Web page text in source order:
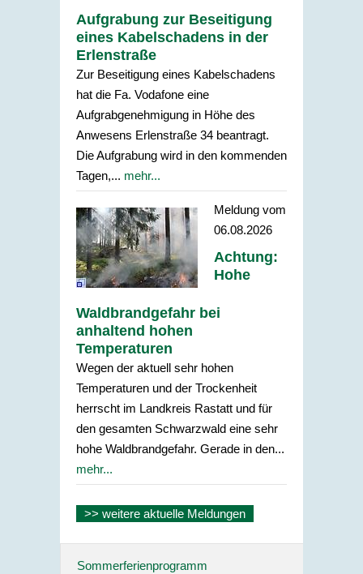
Aufgrabung zur Beseitigung
eines Kabelschadens in der
Erlenstraße
Zur Beseitigung eines Kabelschadens
hat die Fa. Vodafone eine
Aufgrabgenehmigung in Höhe des
Anwesens Erlenstraße 34 beantragt.
Die Aufgrabung wird in den kommenden
Tagen,... mehr...
Meldung vom
06.08.2026
Achtung:
Hohe
Waldbrandgefahr bei
anhaltend hohen
Temperaturen
Wegen der aktuell sehr hohen
Temperaturen und der Trockenheit
herrscht im Landkreis Rastatt und für
den gesamten Schwarzwald eine sehr
hohe Waldbrandgefahr. Gerade in den...
mehr...
>> weitere aktuelle Meldungen
Sommerferienprogramm